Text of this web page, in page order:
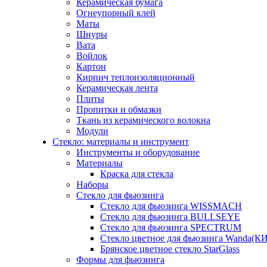
Керамическая бумага
Огнеупорный клей
Маты
Шнуры
Вата
Войлок
Картон
Кирпич теплоизоляционный
Керамическая лента
Плиты
Пропитки и обмазки
Ткань из керамического волокна
Модули
Стекло: материалы и инструмент
Инструменты и оборудование
Материалы
Краска для стекла
Наборы
Стекло для фьюзинга
Стекло для фьюзинга WISSMACH
Стекло для фьюзинга BULLSEYE
Стекло для фьюзинга SPECTRUM
Стекло цветное для фьюзинга
Брянское цветное стекло StarGlass
Формы для фьюзинга